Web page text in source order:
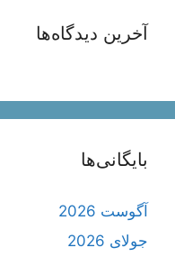
آخرین دیدگاه‌ها
بایگانی‌ها
آگوست 2026
جولای 2026